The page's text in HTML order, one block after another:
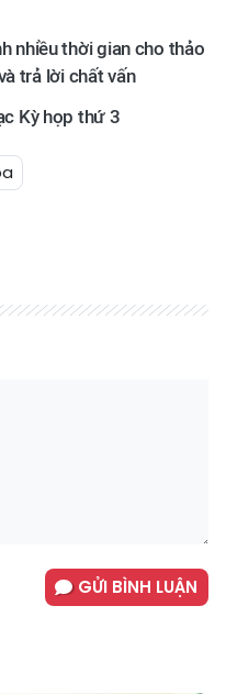
nhiều thời gian cho thảo
trả lời chất vấn
Kỳ họp thứ 3
GỬI BÌNH LUẬN